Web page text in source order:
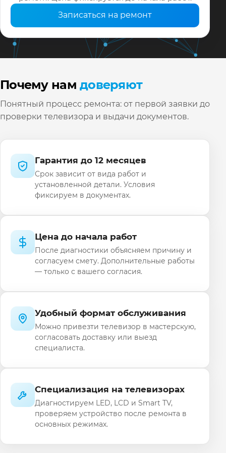
Записаться на ремонт
Почему намдоверяют
Понятный процесс ремонта: от первой заявки до
проверки телевизора и выдачи документов.
Гарантия до 12 месяцев
Срок зависит от вида работ и
установленной детали. Условия
фиксируем в документах.
Цена до начала работ
После диагностики объясняем причину и
согласуем смету. Дополнительные работы
— только с вашего согласия.
Удобный формат обслуживания
Можно привезти телевизор в мастерскую,
согласовать доставку или выезд
специалиста.
Специализация на телевизорах
Диагностируем LED, LCD и Smart TV,
проверяем устройство после ремонта в
основных режимах.